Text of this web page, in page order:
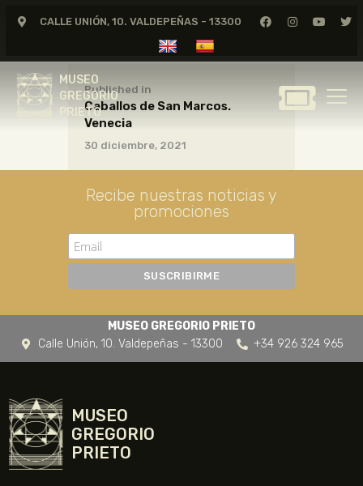
CALLE UNIÓN, 10. VALDEPEÑAS - 13300
MUSEO
GREGORIO
PRIETO
MUSEO
GREGORIO
GREGORIO PRIETO
CERTAMEN DE DIBUJO
FUNDACIÓN
TIENDA
NOTICIAS
Published in
Caballos de San Marcos.
Venecia
30 diciembre, 2021
Recibe nuestras noticias y
promociones
MUSEO GREGORIO PRIETO
Calle Unión, 10. Valdepeñas - 13300
+34 926 324 965
MUSEO
GREGORIO
PRIETO